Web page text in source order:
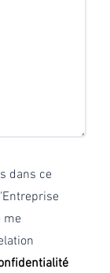
dans ce